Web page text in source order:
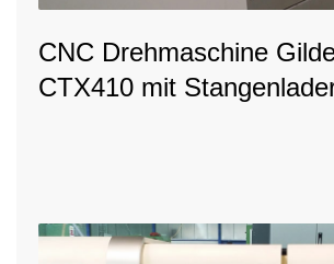
CNC Drehmaschine
CTX410 mit